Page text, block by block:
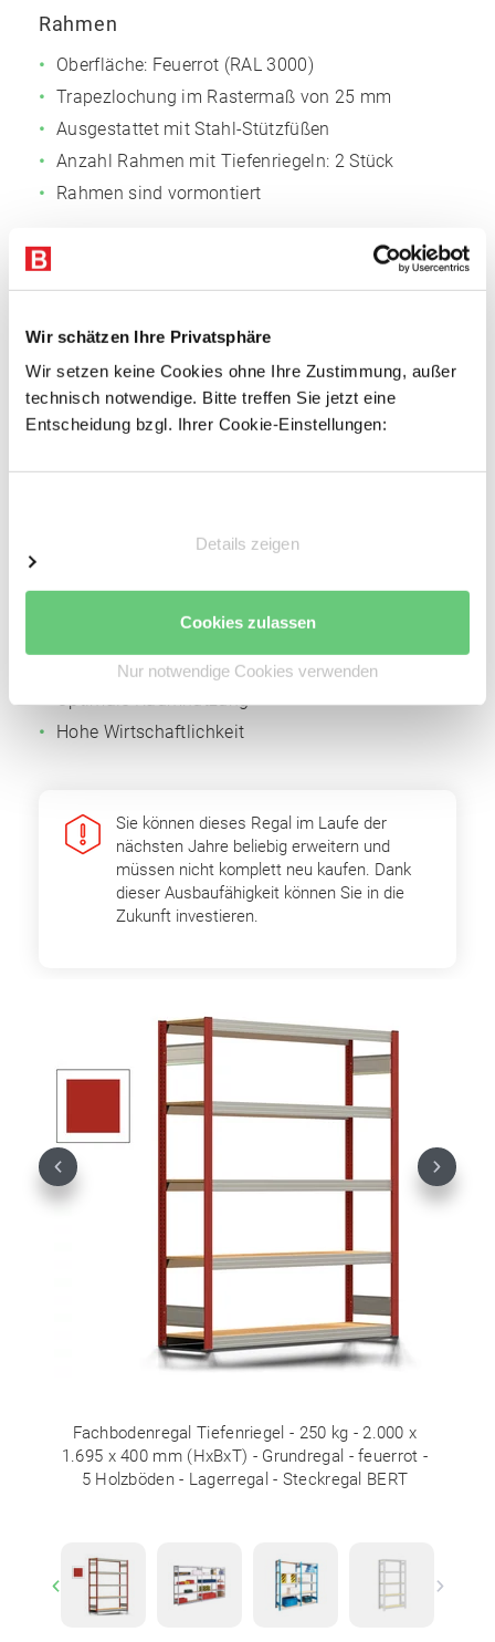
Wir schätzen Ihre Privatsphäre
Wir setzen keine Cookies ohne Ihre Zustimmung, außer
technisch notwendige. Bitte treffen Sie jetzt eine
Entscheidung bzgl. Ihrer Cookie-Einstellungen:
Details zeigen
Cookies zulassen
Nur notwendige Cookies verwenden
Rahmen
Oberfläche: Feuerrot (RAL 3000)
Trapezlochung im Rastermaß von 25 mm
Ausgestattet mit Stahl-Stützfüßen
Anzahl Rahmen mit Tiefenriegeln: 2 Stück
Rahmen sind vormontiert
Fachböden
Fachmaß: 1.695 x 400 mm (BxT)
Inkl. 2 Stufenbalken pro Boden, verzinkt
Sicherungsstifte
Einfacher Regalaufbau
Anbaufelder
Optimale Raumnutzung
Hohe Wirtschaftlichkeit
Sie können dieses Regal im Laufe der
nächsten Jahre beliebig erweitern und
müssen nicht komplett neu kaufen. Dank
dieser Ausbaufähigkeit können Sie in die
Zukunft investieren.
Fachbodenregal Tiefenriegel - 250 kg - 2.000 x
1.695 x 400 mm (HxBxT) - Grundregal - feuerrot -
5 Holzböden - Lagerregal - Steckregal BERT
Previous Next
Previous Next